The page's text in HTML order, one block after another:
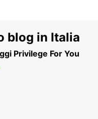
blog in Italia
Privilege For You